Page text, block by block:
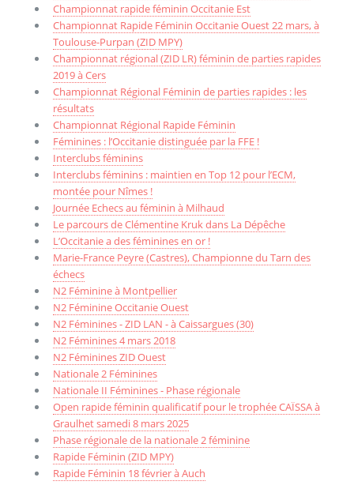
Championnat rapide féminin Occitanie Est
Championnat Rapide Féminin Occitanie Ouest 22 mars, à
Toulouse-Purpan (ZID MPY)
Championnat régional (ZID LR) féminin de parties rapides
2019 à Cers
Championnat Régional Féminin de parties rapides : les
résultats
Championnat Régional Rapide Féminin
Féminines : l’Occitanie distinguée par la FFE !
Interclubs féminins
Interclubs féminins : maintien en Top 12 pour l’ECM,
montée pour Nîmes !
Journée Echecs au féminin à Milhaud
Le parcours de Clémentine Kruk dans La Dépêche
L’Occitanie a des féminines en or !
Marie-France Peyre (Castres), Championne du Tarn des
échecs
N2 Féminine à Montpellier
N2 Féminine Occitanie Ouest
N2 Féminines - ZID LAN - à Caissargues (30)
N2 Féminines 4 mars 2018
N2 Féminines ZID Ouest
Nationale 2 Féminines
Nationale II Féminines - Phase régionale
Open rapide féminin qualificatif pour le trophée CAÏSSA à
Graulhet samedi 8 mars 2025
Phase régionale de la nationale 2 féminine
Rapide Féminin (ZID MPY)
Rapide Féminin 18 février à Auch